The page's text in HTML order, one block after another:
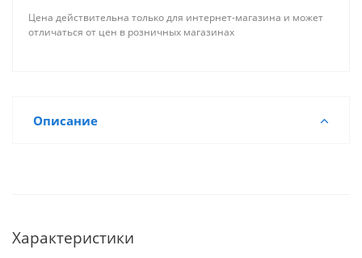
Цена действительна только для интернет-магазина и может
отличаться от цен в розничных магазинах
Описание
Характеристики